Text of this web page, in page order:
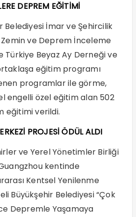
DEPREM EĞİTİMİ
Belediyesi İmar ve Şehircilik
Zemin ve Deprem İnceleme
Türkiye Beyaz Ay Derneği ve
eğitim programı
programlar ile görme,
engelli özel eğitim alan 502
eğitimi verildi.
PROJESİ ÖDÜL ALDI
ve Yerel Yönetimler Birliği
kentinde
Kentsel Yenilenme
Büyükşehir Belediyesi “Çok
Depremle Yaşamaya